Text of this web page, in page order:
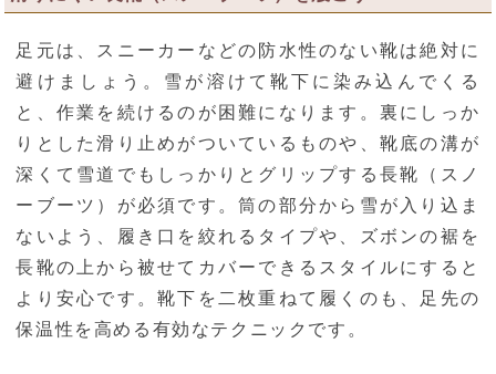
足元は、スニーカーなどの防水性のない靴は絶対に
避けましょう。雪が溶けて靴下に染み込んでくる
と、作業を続けるのが困難になります。裏にしっか
りとした滑り止めがついているものや、靴底の溝が
深くて雪道でもしっかりとグリップする長靴（スノ
ーブーツ）が必須です。筒の部分から雪が入り込ま
ないよう、履き口を絞れるタイプや、ズボンの裾を
長靴の上から被せてカバーできるスタイルにすると
より安心です。靴下を二枚重ねて履くのも、足先の
保温性を高める有効なテクニックです。